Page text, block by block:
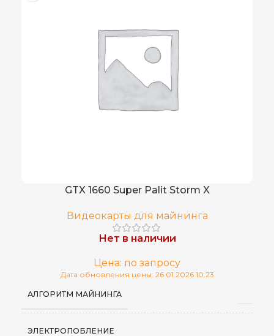
GTX 1660 Super Palit Storm X
Видеокарты для майнинга
Нет в наличии
Цена: по запросу
Дата обновления цены: 26.01.2026 10:23
АЛГОРИТМ МАЙНИНГА
ЭЛЕКТРОПОБЛЕНИЕ